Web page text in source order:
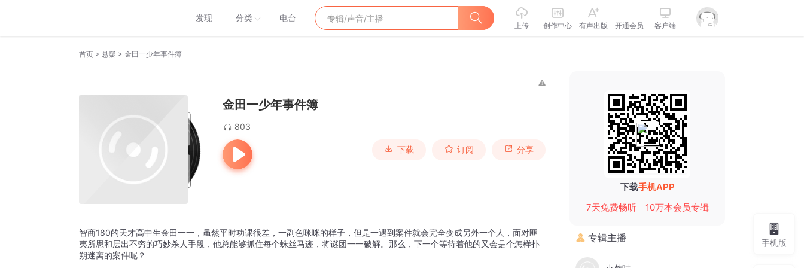
发现 分类 电台
上传 创作中心 有声出版 开通会员 客户端
首页 > 悬疑 > 金田一少年事件簿
金田一少年事件簿
803
下载 订阅 分享
智商180的天才高中生金田一一，虽然平时功课很差，一副色咪咪的样子，但是一遇到案件就会完全变成另外一个人，面对匪
夷所思和层出不穷的巧妙杀人手段，他总能够抓住每个蛛丝马迹，将谜团一一破解。那么，下一个等待着他的又会是个怎样扑
朔迷离的案件呢？
下载手机APP
7天免费畅听
10万本会员专辑
专辑主播 手机版